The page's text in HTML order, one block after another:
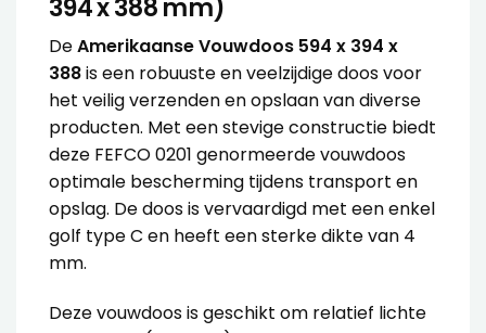
394 x 388 mm)
DeAmerikaanse Vouwdoos 594 x 394 x
388is een robuuste en veelzijdige doos voor
het veilig verzenden en opslaan van diverse
producten. Met een stevige constructie biedt
deze FEFCO 0201 genormeerde vouwdoos
optimale bescherming tijdens transport en
opslag. De doos is vervaardigd met een enkel
golf type C en heeft een sterke dikte van 4
mm.
Deze vouwdoos is geschikt om relatief lichte